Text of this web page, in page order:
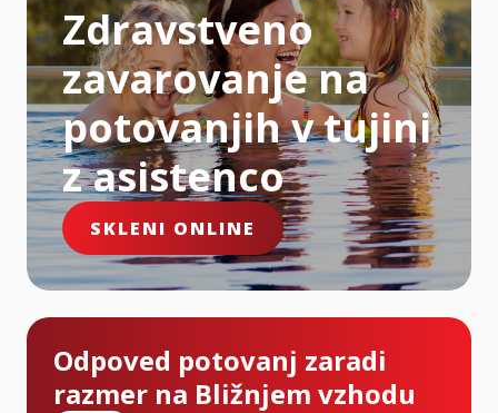
Zdravstveno
zavarovanje na
potovanjih v tujini
z asistenco
SKLENI ONLINE
Odpoved potovanj zaradi
razmer na Bližnjem vzhodu